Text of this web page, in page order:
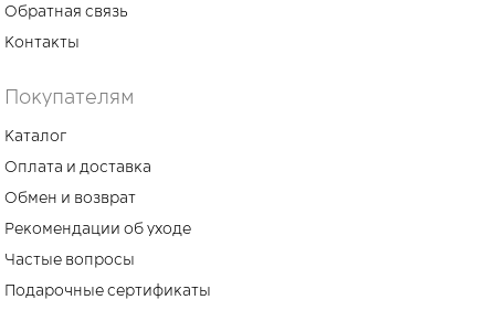
Каталог
Оплата и доставка
Обмен и возврат
Рекомендации об уходе
Частые вопросы
Подарочные сертификаты
Обратная связь
Контакты
Покупателям